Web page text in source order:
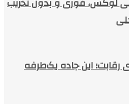
شورای رقابت؛ این جاده یک‌طرفه